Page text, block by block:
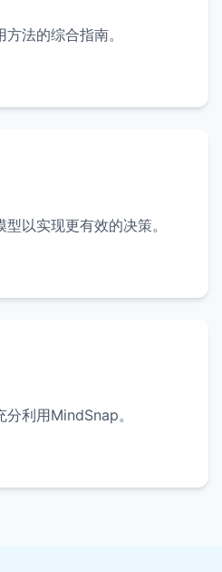
法的综合指南。
以实现更有效的决策。
利用MindSnap。